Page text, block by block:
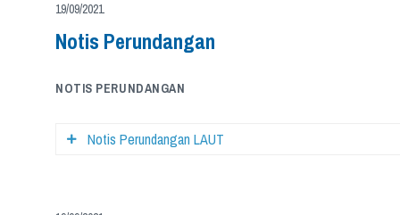
19/09/2021
Notis Perundangan
NOTIS PERUNDANGAN
Notis Perundangan LAUT
Anda hendaklah memahami dan bersetuju bahawa